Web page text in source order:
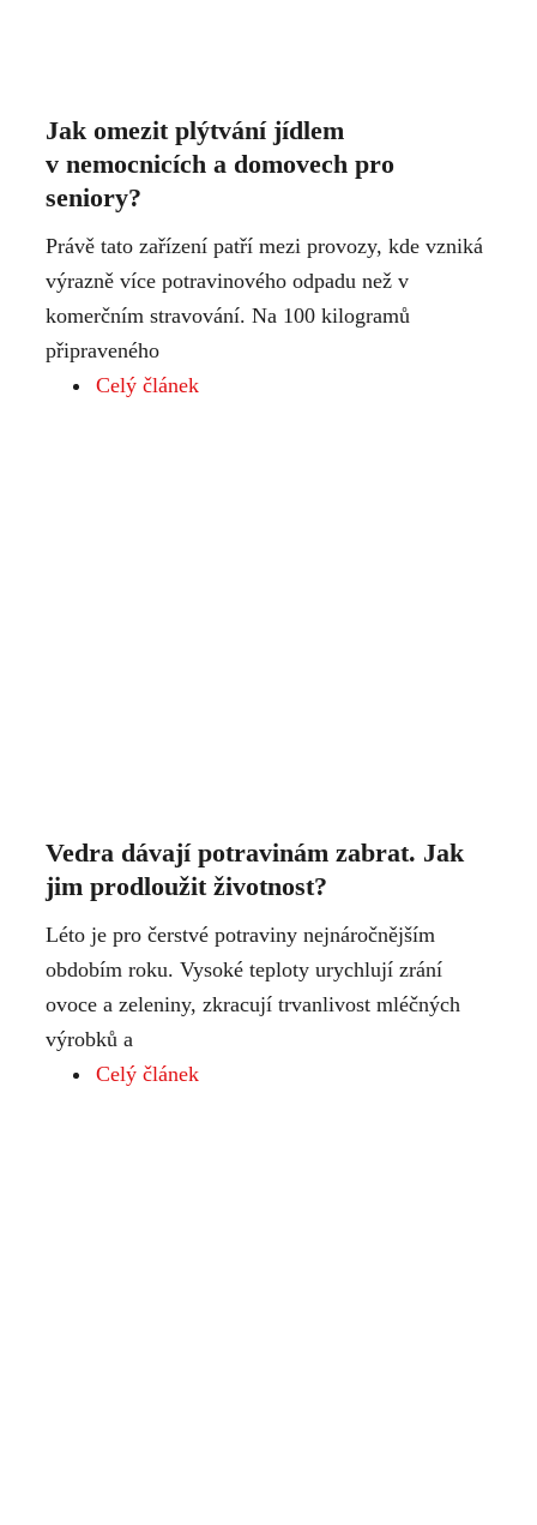
Jak omezit plýtvání jídlem
v nemocnicích a domovech pro
seniory?
Právě tato zařízení patří mezi provozy, kde vzniká
výrazně více potravinového odpadu než v
komerčním stravování. Na 100 kilogramů
připraveného
Celý článek
Vedra dávají potravinám zabrat. Jak
jim prodloužit životnost?
Léto je pro čerstvé potraviny nejnáročnějším
obdobím roku. Vysoké teploty urychlují zrání
ovoce a zeleniny, zkracují trvanlivost mléčných
výrobků a
Celý článek